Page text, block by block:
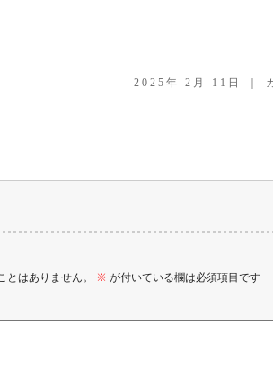
2025年 2月 11日 ｜
とはありません。 ※ が付いている欄は必須項目です